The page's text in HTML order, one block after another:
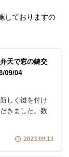
しておりますの
天で窓の鍵交
09/04
しく鍵を付け
きました。数
2023.09.13